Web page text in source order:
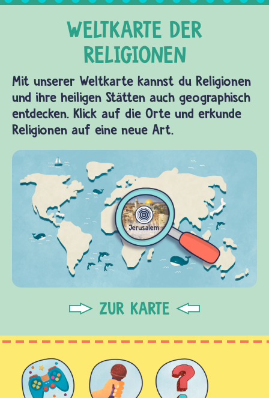
Mit unserer Weltkarte kannst du Religionen
und ihre heiligen Stätten auch geographisch
entdecken. Klick auf die Orte und erkunde
Religionen auf eine neue Art.
ZUR KARTE